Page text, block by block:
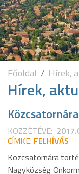
Főoldal Hírek,
Hírek,
KÖZZÉTÉVE:
CÍMKE: FELHÍVÁS
Közcsatornára
Nagyközség